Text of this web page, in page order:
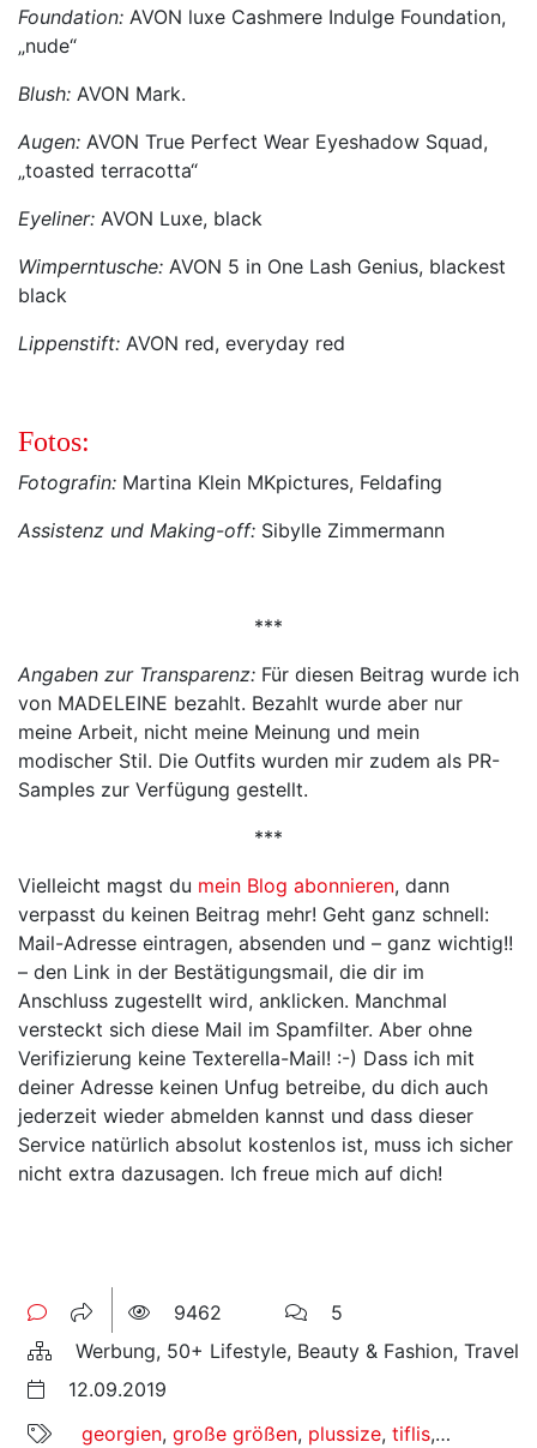
Foundation: AVON luxe Cashmere Indulge Foundation,
„nude“
Blush: AVON Mark.
Augen: AVON True Perfect Wear Eyeshadow Squad,
„toasted terracotta“
Eyeliner: AVON Luxe, black
Wimperntusche: AVON 5 in One Lash Genius, blackest
black
Lippenstift: AVON red, everyday red
Fotos:
Fotografin: Martina Klein MKpictures, Feldafing
Assistenz und Making-off: Sibylle Zimmermann
***
Angaben zur Transparenz: Für diesen Beitrag wurde ich
von MADELEINE bezahlt. Bezahlt wurde aber nur
meine Arbeit, nicht meine Meinung und mein
modischer Stil. Die Outfits wurden mir zudem als PR-
Samples zur Verfügung gestellt.
***
Vielleicht magst du mein Blog abonnieren, dann
verpasst du keinen Beitrag mehr! Geht ganz schnell:
Mail-Adresse eintragen, absenden und – ganz wichtig!!
– den Link in der Bestätigungsmail, die dir im
Anschluss zugestellt wird, anklicken. Manchmal
versteckt sich diese Mail im Spamfilter. Aber ohne
Verifizierung keine Texterella-Mail! :-) Dass ich mit
deiner Adresse keinen Unfug betreibe, du dich auch
jederzeit wieder abmelden kannst und dass dieser
Service natürlich absolut kostenlos ist, muss ich sicher
nicht extra dazusagen. Ich freue mich auf dich!
9462
5
Werbung, 50+ Lifestyle, Beauty & Fashion, Travel
12.09.2019
georgien, große größen, plussize, tiflis, travel